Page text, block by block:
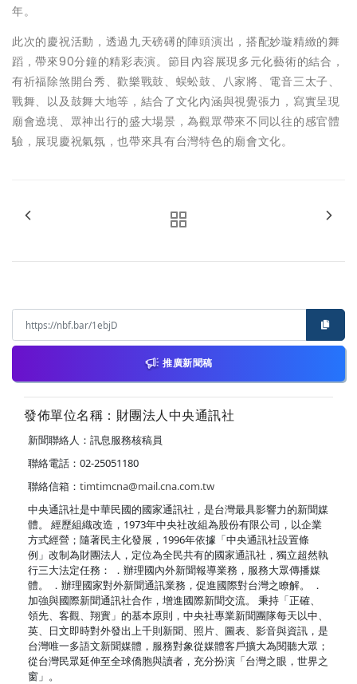
年。
此次的慶祝活動，透過九天磅礡的陣頭演出，搭配妙璇精緻的舞
蹈，帶來90分鐘的精彩表演。節目內容展現多元化藝術的結合，
有祈福除煞開台秀、歡樂戰鼓、蜈蚣鼓、八家將、電音三太子、
戰舞、以及鼓舞大地等，結合了文化內涵與視覺張力，寫實呈現
廟會遶境、眾神出行的盛大場景，為觀眾帶來不同以往的感官體
驗，展現慶祝氣氛，也帶來具有台灣特色的廟會文化。
推廣新聞稿
發佈單位名稱：財團法人中央通訊社
新聞聯絡人：訊息服務核稿員
聯絡電話：02-25051180
聯絡信箱： timtimcna@mail.cna.com.tw
中央通訊社是中華民國的國家通訊社，是台灣最具影響力的新聞媒
體。 經歷組織改造，1973年中央社改組為股份有限公司，以企業
方式經營；隨著民主化發展，1996年依據「中央通訊社設置條
例」改制為財團法人，定位為全民共有的國家通訊社，獨立超然執
行三大法定任務： ．辦理國內外新聞報導業務，服務大眾傳播媒
體。 ．辦理國家對外新聞通訊業務，促進國際對台灣之瞭解。 ．
加強與國際新聞通訊社合作，增進國際新聞交流。 秉持「正確、
領先、客觀、翔實」的基本原則，中央社專業新聞團隊每天以中、
英、日文即時對外發出上千則新聞、照片、圖表、影音與資訊，是
台灣唯一多語文新聞媒體，服務對象從媒體客戶擴大為閱聽大眾；
從台灣民眾延伸至全球僑胞與讀者，充分扮演「台灣之眼，世界之
窗」。